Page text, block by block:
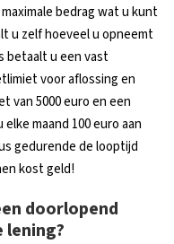
bedrag wat u kunt
u zelf hoeveel u opneemt
betaalt u een vast
voor aflossing en
van 5000 euro en een
maand 100 euro aan
gedurende de looptijd
kost geld!
doorlopend
lening?